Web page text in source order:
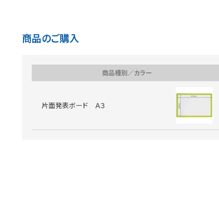
商品のご購入
商品種別／カラー
片面発表ボード Ａ３